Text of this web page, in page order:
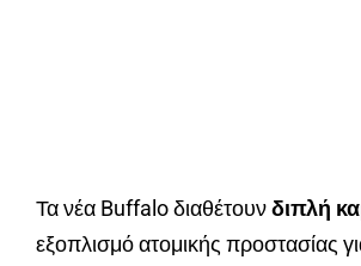
Τα νέα Buffalo διαθέτουνδιπλή
εξοπλισμό ατομικής προστασίας